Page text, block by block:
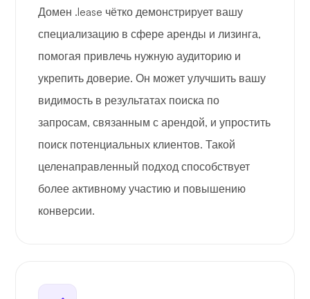
Домен .lease чётко демонстрирует вашу
специализацию в сфере аренды и лизинга,
помогая привлечь нужную аудиторию и
укрепить доверие. Он может улучшить вашу
видимость в результатах поиска по
запросам, связанным с арендой, и упростить
поиск потенциальных клиентов. Такой
целенаправленный подход способствует
более активному участию и повышению
конверсии.